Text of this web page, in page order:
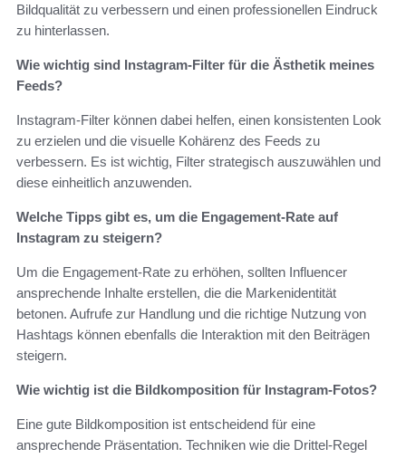
Bildqualität zu verbessern und einen professionellen Eindruck
zu hinterlassen.
Wie wichtig sind Instagram-Filter für die Ästhetik meines
Feeds?
Instagram-Filter können dabei helfen, einen konsistenten Look
zu erzielen und die visuelle Kohärenz des Feeds zu
verbessern. Es ist wichtig, Filter strategisch auszuwählen und
diese einheitlich anzuwenden.
Welche Tipps gibt es, um die Engagement-Rate auf
Instagram zu steigern?
Um die Engagement-Rate zu erhöhen, sollten Influencer
ansprechende Inhalte erstellen, die die Markenidentität
betonen. Aufrufe zur Handlung und die richtige Nutzung von
Hashtags können ebenfalls die Interaktion mit den Beiträgen
steigern.
Wie wichtig ist die Bildkomposition für Instagram-Fotos?
Eine gute Bildkomposition ist entscheidend für eine
ansprechende Präsentation. Techniken wie die Drittel-Regel